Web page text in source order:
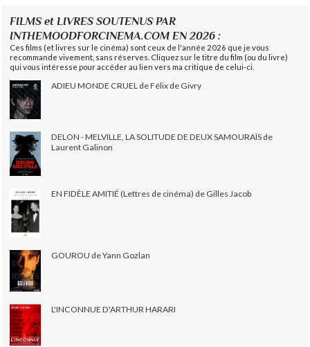
FILMS et LIVRES SOUTENUS PAR
INTHEMOODFORCINEMA.COM EN 2026 :
Ces films (et livres sur le cinéma) sont ceux de l'année 2026 que je vous
recommande vivement, sans réserves. Cliquez sur le titre du film (ou du livre)
qui vous intéresse pour accéder au lien vers ma critique de celui-ci.
ADIEU MONDE CRUEL de Félix de Givry
DELON - MELVILLE, LA SOLITUDE DE DEUX SAMOURAÏS de
Laurent Galinon
EN FIDÈLE AMITIÉ (Lettres de cinéma) de Gilles Jacob
GOUROU de Yann Gozlan
L'INCONNUE D'ARTHUR HARARI